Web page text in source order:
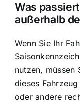
Was
außerhalb
Wenn Sie Ihr
nutzen, müssen
dieses
oder andere